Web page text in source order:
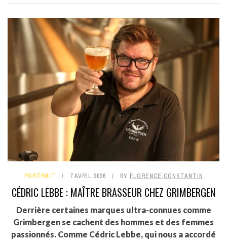
PORTRAIT 7 AVRIL 2026 BY FLORENCE CONSTANTIN
CÉDRIC LEBBE : MAÎTRE BRASSEUR CHEZ GRIMBERGEN
Derrière certaines marques ultra-connues comme
Grimbergen se cachent des hommes et des femmes
passionnés. Comme Cédric Lebbe, qui nous a accordé